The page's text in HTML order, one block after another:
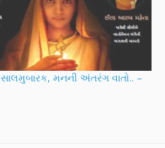
સાલમુબારક, મનની અંતરંગ વાતો.. –